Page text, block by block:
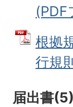
(PDF
根拠
行規
届出書(5)